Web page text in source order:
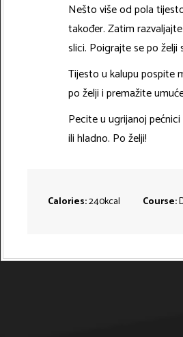
Nešto više od pola
također. Zatim
slici. Poigrajte se po želji
Tijesto u kalupu pospite
po želji i premažite
Pecite u ugrijanoj
ili hladno. Po želji!
Calories:240kcal Course: